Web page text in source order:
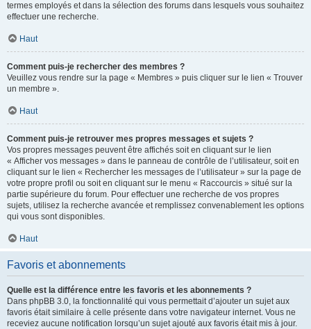
termes employés et dans la sélection des forums dans lesquels vous souhaitez
effectuer une recherche.
Haut
Comment puis-je rechercher des membres ?
Veuillez vous rendre sur la page « Membres » puis cliquer sur le lien « Trouver
un membre ».
Haut
Comment puis-je retrouver mes propres messages et sujets ?
Vos propres messages peuvent être affichés soit en cliquant sur le lien
« Afficher vos messages » dans le panneau de contrôle de l’utilisateur, soit en
cliquant sur le lien « Rechercher les messages de l’utilisateur » sur la page de
votre propre profil ou soit en cliquant sur le menu « Raccourcis » situé sur la
partie supérieure du forum. Pour effectuer une recherche de vos propres
sujets, utilisez la recherche avancée et remplissez convenablement les options
qui vous sont disponibles.
Haut
Favoris et abonnements
Quelle est la différence entre les favoris et les abonnements ?
Dans phpBB 3.0, la fonctionnalité qui vous permettait d’ajouter un sujet aux
favoris était similaire à celle présente dans votre navigateur internet. Vous ne
receviez aucune notification lorsqu’un sujet ajouté aux favoris était mis à jour.